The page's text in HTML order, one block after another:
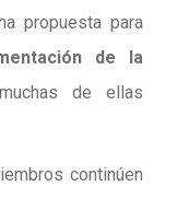
propuesta para
de la
de ellas
continúen